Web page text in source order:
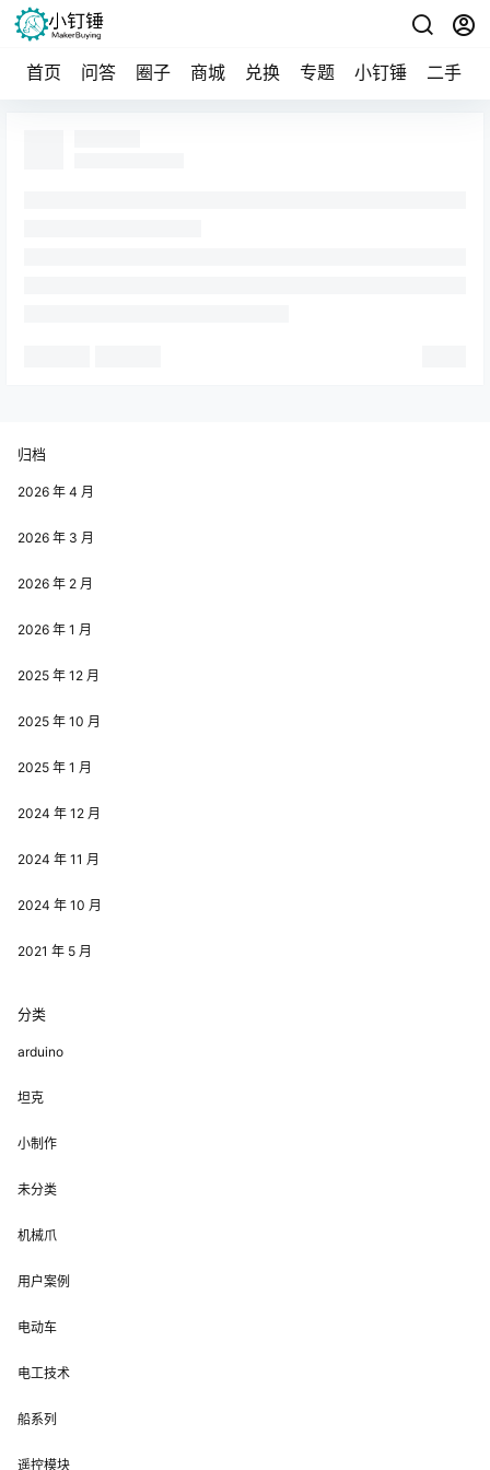
首页 问答 圈子 商城 兑换 专题 小钉锤 二手
归档
2026 年 4 月
2026 年 3 月
2026 年 2 月
2026 年 1 月
2025 年 12 月
2025 年 10 月
2025 年 1 月
2024 年 12 月
2024 年 11 月
2024 年 10 月
2021 年 5 月
分类
arduino
坦克
小制作
未分类
机械爪
用户案例
电动车
电工技术
船系列
遥控模块